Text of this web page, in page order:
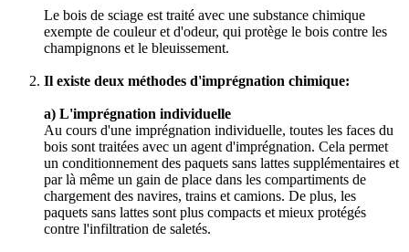
Le bois de sciage est traité avec une substance chimique
exempte de couleur et d'odeur, qui protège le bois contre les
champignons et le bleuissement.
Il existe deux méthodes d'imprégnation chimique:
a) L'imprégnation individuelle
Au cours d'une imprégnation individuelle, toutes les faces du
bois sont traitées avec un agent d'imprégnation. Cela permet
un conditionnement des paquets sans lattes supplémentaires et
par là même un gain de place dans les compartiments de
chargement des navires, trains et camions. De plus, les
paquets sans lattes sont plus compacts et mieux protégés
contre l'infiltration de saletés.